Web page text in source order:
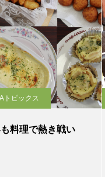
トピックス
料理で熱き戦い